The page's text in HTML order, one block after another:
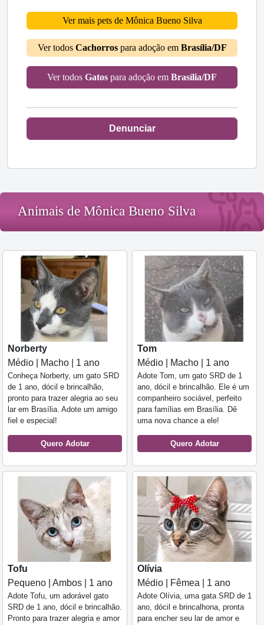
Ver mais pets de Mônica Bueno Silva
Ver todos Cachorrospara adoção em Brasília/DF
Ver todos Gatos para adoção em Brasília/DF
Denunciar
Animais de Mônica Bueno Silva
Norberty
Médio | Macho | 1 ano
Conheça Norberty, um gato SRD
de 1 ano, dócil e brincalhão,
pronto para trazer alegria ao seu
lar em Brasília. Adote um amigo
fiel e especial!
Quero Adotar
Tom
Médio | Macho | 1 ano
Adote Tom, um gato SRD de 1
ano, dócil e brincalhão. Ele é um
companheiro sociável, perfeito
para famílias em Brasília. Dê
uma nova chance a ele!
Quero Adotar
Tofu
Pequeno | Ambos | 1 ano
Adote Tofu, um adorável gato
SRD de 1 ano, dócil e brincalhão.
Pronto para trazer alegria e amor
Olívia
Médio | Fêmea | 1 ano
Adote Olívia, uma gata SRD de 1
ano, dócil e brincalhona, pronta
para encher seu lar de amor e